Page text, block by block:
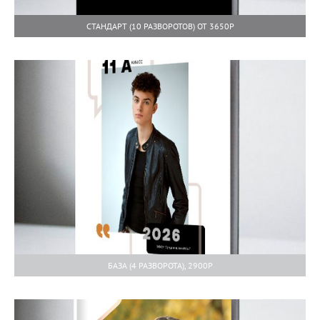
СТАНДАРТ (10 РАЗВОРОТОВ) ОТ 3650Р
БАЗА (4 РАЗВОРОТА), 2900Р